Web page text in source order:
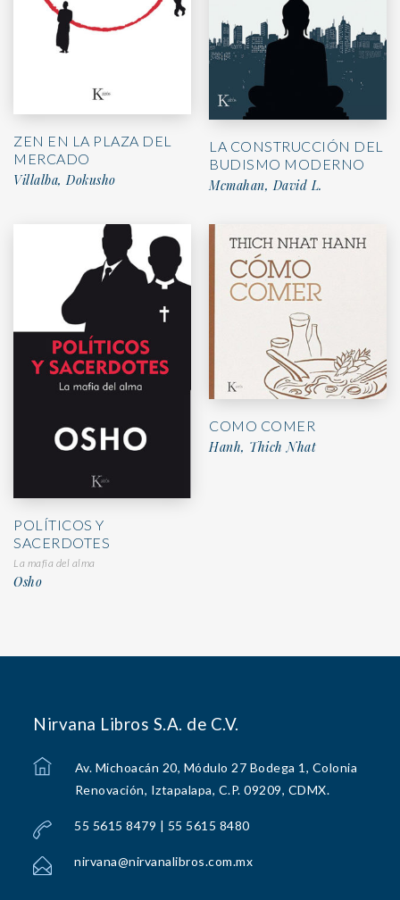
ZEN EN LA PLAZA DEL
MERCADO
Villalba, Dokusho
LA CONSTRUCCIÓN DEL
BUDISMO MODERNO
Mcmahan, David L.
POLÍTICOS Y
SACERDOTES
La mafia del alma
Osho
COMO COMER
Hanh, Thich Nhat
Nirvana Libros S.A. de C.V.
Av. Michoacán 20, Módulo 27 Bodega 1, Colonia
Renovación, Iztapalapa, C.P. 09209, CDMX.
55 5615 8479 | 55 5615 8480
nirvana@nirvanalibros.com.mx